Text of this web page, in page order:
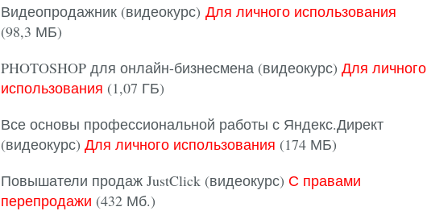
Видеопродажник (видеокурс) Для личного использования
(98,3 МБ)
PHOTOSHOP для онлайн-бизнесмена (видеокурс) Для личного
использования (1,07 ГБ)
Все основы профессиональной работы с Яндекс.Директ
(видеокурс) Для личного использования (174 МБ)
Повышатели продаж JustClick (видеокурс) С правами
перепродажи (432 Мб.)